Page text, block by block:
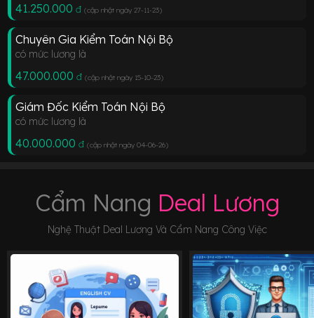
41.250.000 đ (cập nhật ngày 27-11-23)
Chuyên Gia Kiểm Toán Nội Bộ
có mức lương là
47.000.000 đ (cập nhật ngày 15-10-23)
Giám Đốc Kiểm Toán Nội Bộ
có mức lương là
40.000.000 đ (cập nhật ngày 04-06-26)
Cẩm Nang Deal Lương
Nghệ Thuật Deal Lương Và Cẩm Nang Công Việc